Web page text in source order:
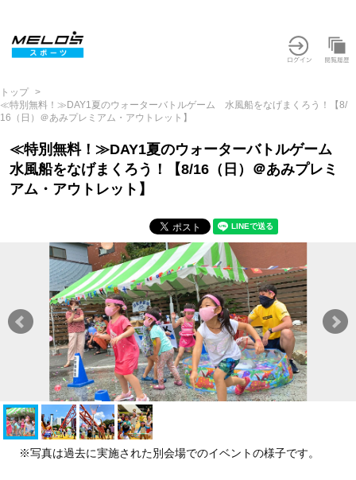
トップ
≪特別無料！≫DAY1夏のウォーターバトルゲーム 水風船をなげまくろう！【8/
16（日）＠あみプレミアム・アウトレット】
≪特別無料！≫DAY1夏のウォーターバトルゲーム
水風船をなげまくろう！【8/16（日）＠あみプレミ
アム・アウトレット】
※写真は過去に実施された別会場でのイベントの様子です。